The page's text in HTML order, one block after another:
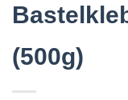
(500g)